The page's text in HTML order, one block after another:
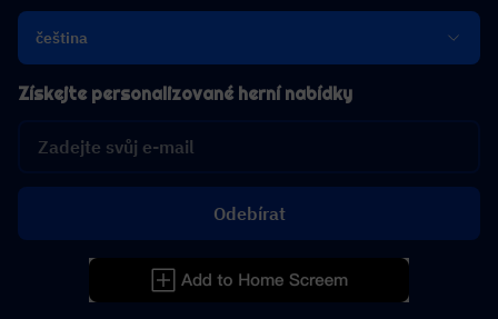
čeština
Získejte personalizované herní nabídky
Odebírat